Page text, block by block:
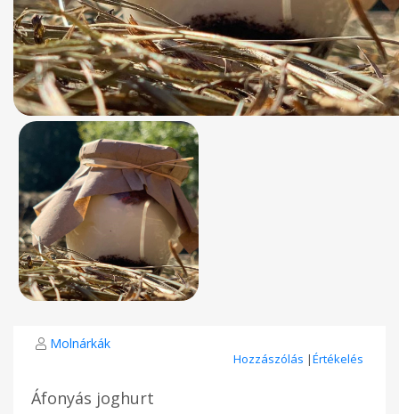
Molnárkák
Hozzászólás |Értékelés
Áfonyás joghurt